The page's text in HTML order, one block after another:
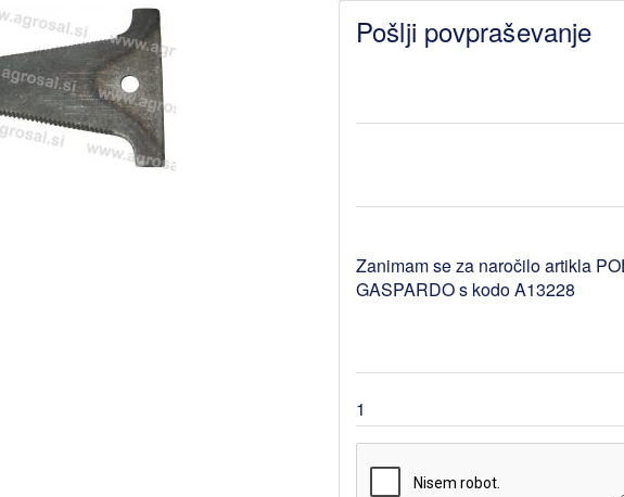
Pošlji povpraševanje